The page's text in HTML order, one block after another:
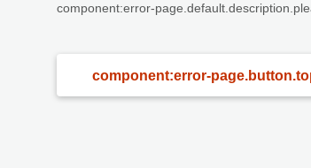
component:error-
component:error-